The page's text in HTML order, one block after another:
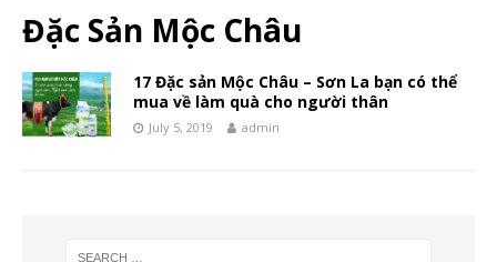
Đặc Sản Mộc Châu
17 Đặc sản Mộc Châu – Sơn La bạn có thể
mua về làm quà cho người thân
July 5, 2019 admin